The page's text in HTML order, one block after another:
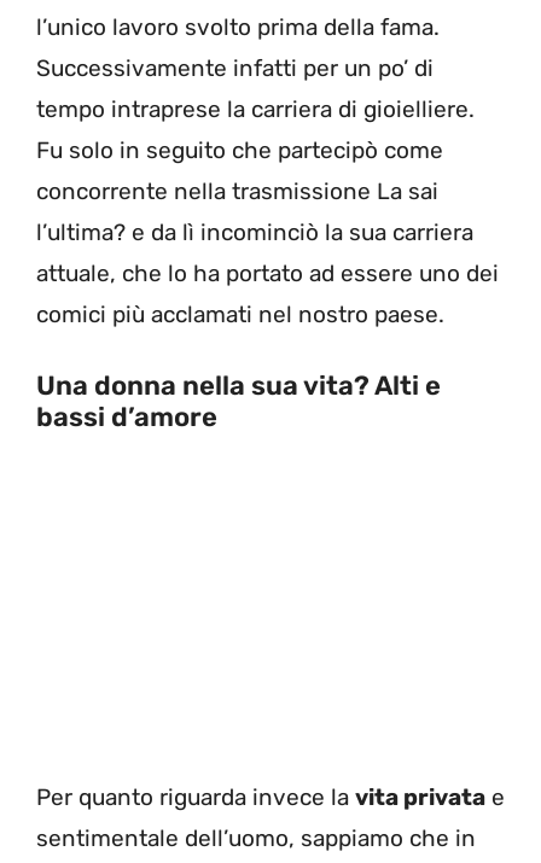
l’unico lavoro svolto prima della fama.
Successivamente infatti per un po’ di
tempo intraprese la carriera di gioielliere.
Fu solo in seguito che partecipò come
concorrente nella trasmissione La sai
l’ultima? e da lì incominciò la sua carriera
attuale, che lo ha portato ad essere uno dei
comici più acclamati nel nostro paese.
Una donna nella sua vita? Alti e
bassi d’amore
Per quanto riguarda invece la vita privata e
sentimentale dell’uomo, sappiamo che in